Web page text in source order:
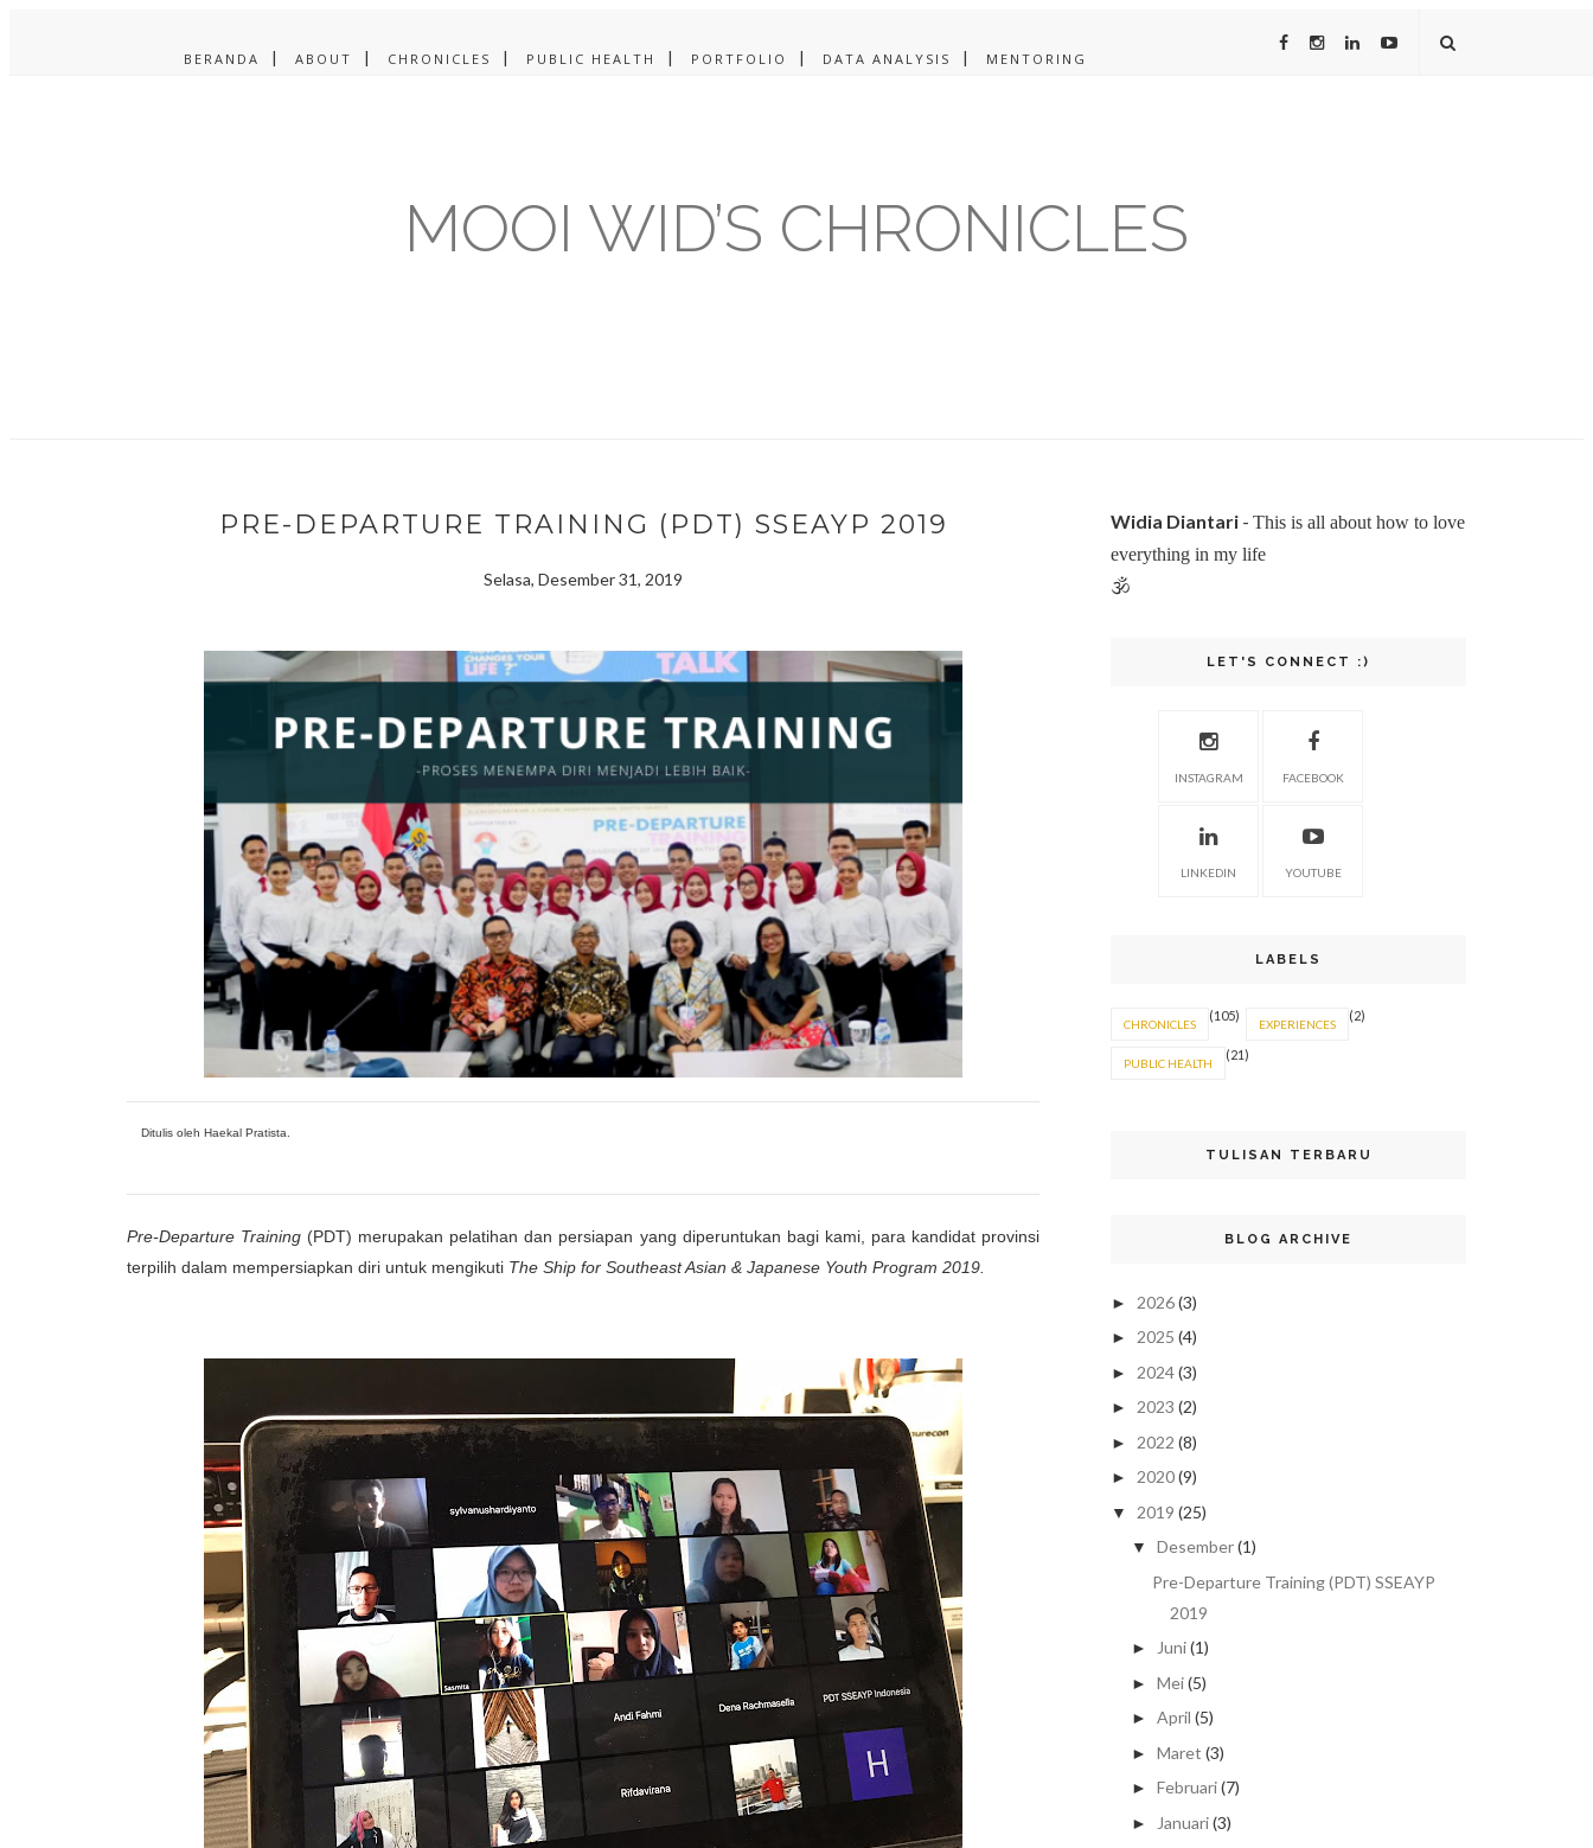
BERANDA ABOUT CHRONICLES PUBLIC HEALTH PORTFOLIO DATA ANALYSIS MENTORING
MOOI WID’S CHRONICLES
PRE-DEPARTURE TRAINING (PDT) SSEAYP 2019
Selasa, Desember 31, 2019
Ditulis oleh Haekal Pratista.
Pre-Departure Training (PDT) merupakan pelatihan dan persiapan yang diperuntukan bagi kami, para kandidat provinsi
terpilih dalam mempersiapkan diri untuk mengikuti The Ship for Southeast Asian & Japanese Youth Program 2019.
Widia Diantari - This is all about how to love
everything in my life
🕉
LET'S CONNECT :)
INSTAGRAM FACEBOOK
LINKEDIN YOUTUBE
LABELS
CHRONICLES
(105)
EXPERIENCES
(2)
PUBLIC HEALTH
(21)
TULISAN TERBARU
BLOG ARCHIVE
► 2026(3)
► 2025 (4)
► 2024(3)
► 2023 (2)
► 2022 (8)
► 2020(9)
▼ 2019 (25)
▼ Desember(1)
Pre-Departure Training (PDT) SSEAYP
2019
► Juni(1)
► Mei(5)
► April (5)
► Maret (3)
► Februari(7)
► Januari(3)